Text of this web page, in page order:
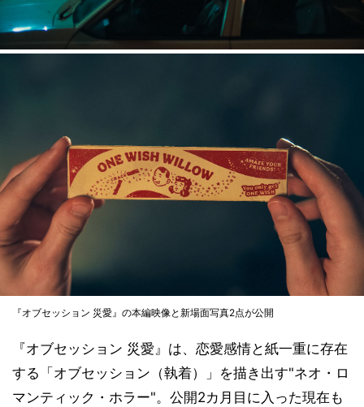
『オブセッション 災愛』の本編映像と新場面写真2点が公開
『オブセッション 災愛』は、恋愛感情と紙一重に存在
する「オブセッション（執着）」を描き出す"ネオ・ロ
マンティック・ホラー"。公開2カ月目に入った現在も